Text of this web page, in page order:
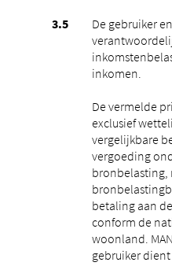
De gebruiker
inkomen.
De vermelde
exclusief
vergelijkbare
vergoeding
bronbelasting,
betaling aan
conform de
woonland.
gebruiker